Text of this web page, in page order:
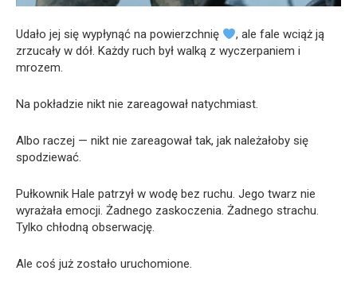
Udało jej się wypłynąć na powierzchnię
, ale fale wciąż ją
zrzucały w dół. Każdy ruch był walką z wyczerpaniem i
mrozem.
Na pokładzie nikt nie zareagował natychmiast.
Albo raczej — nikt nie zareagował tak, jak należałoby się
spodziewać.
Pułkownik Hale patrzył w wodę bez ruchu. Jego twarz nie
wyrażała emocji. Żadnego zaskoczenia. Żadnego strachu.
Tylko chłodną obserwację.
Ale coś już zostało uruchomione.